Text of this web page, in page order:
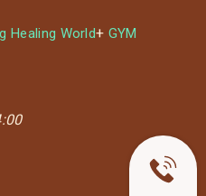
Healing World+ GYM